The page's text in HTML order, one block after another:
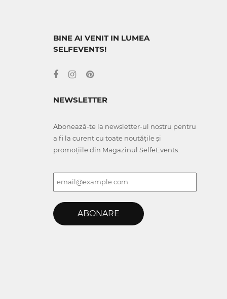
BINE AI VENIT IN LUMEA
SELFEVENTS!
NEWSLETTER
Abonează-te la newsletter-ul nostru pentru
a fi la curent cu toate noutățile și
promoțiile din Magazinul SelfeEvents.
ABONARE